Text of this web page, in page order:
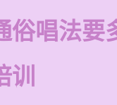
俗唱法要